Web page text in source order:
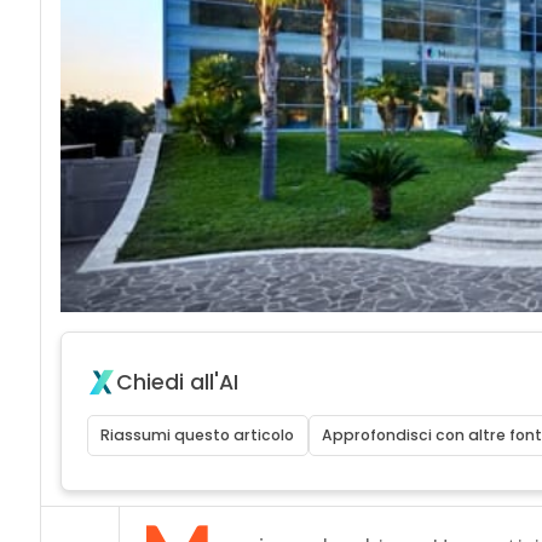
Chiedi all'AI
Riassumi questo articolo Approfondisci con altre